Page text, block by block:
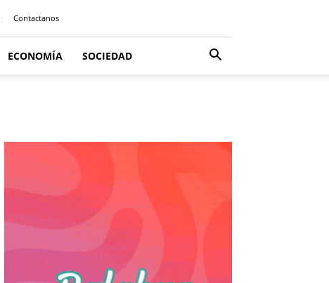
Contactanos
ECONOMÍA SOCIEDAD